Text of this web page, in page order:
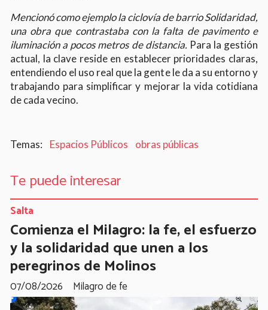
Mencionó como ejemplo la ciclovía de barrio Solidaridad,
una obra que contrastaba con la falta de pavimento e
iluminación a pocos metros de distancia. Para la gestión
actual, la clave reside en establecer prioridades claras,
entendiendo el uso real que la gente le da a su entorno y
trabajando para simplificar y mejorar la vida cotidiana
de cada vecino.
Espacios Públicos obras públicas
Te puede interesar
Comienza el Milagro: la fe, el esfuerzo
y la solidaridad que unen a los
peregrinos de Molinos
Milagro de fe
Salta
07/08/2026